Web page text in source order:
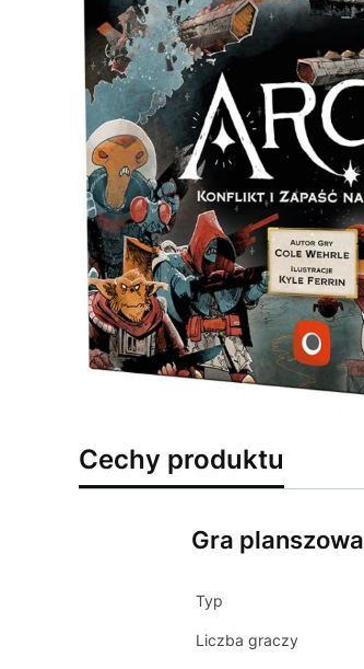
Cechy produktu
Gra planszowa
Typ
Liczba graczy